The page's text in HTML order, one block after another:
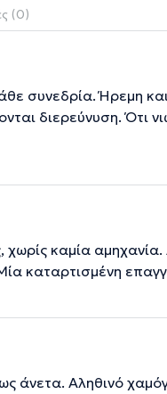
(0)
συνεδρία. Ήρεμη
διερεύνυση. Ότι
καμία αμηχανία.
καταρτισμένη
Αληθινό